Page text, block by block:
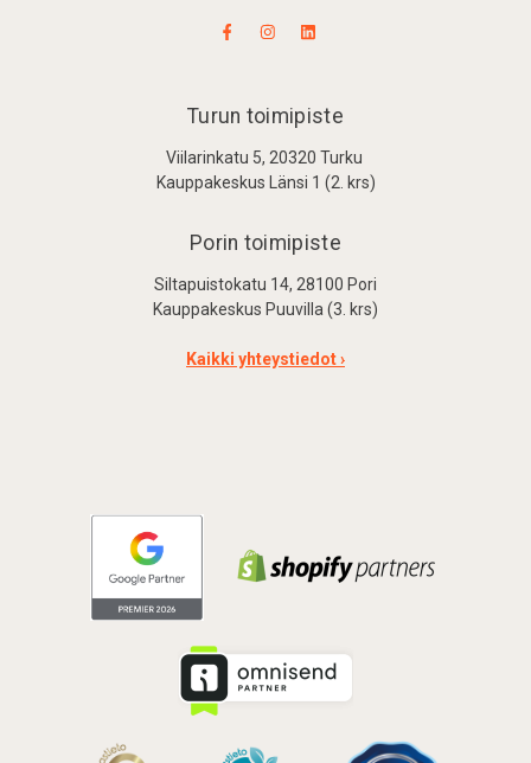
Turun toimipiste
Viilarinkatu 5, 20320 Turku
Kauppakeskus Länsi 1 (2. krs)
Porin toimipiste
Siltapuistokatu 14, 28100 Pori
Kauppakeskus Puuvilla (3. krs)
Kaikki yhteystiedot ›